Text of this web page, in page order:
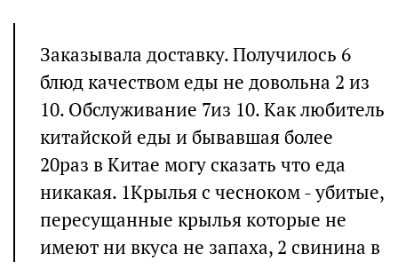
Заказывала доставку. Получилось 6
блюд качеством еды не довольна 2 из
10. Обслуживание 7из 10. Как любитель
китайской еды и бывавшая более
20раз в Китае могу сказать что еда
никакая. 1Крылья с чесноком - убитые,
пересущанные крылья которые не
имеют ни вкуса не запаха, 2 свинина в